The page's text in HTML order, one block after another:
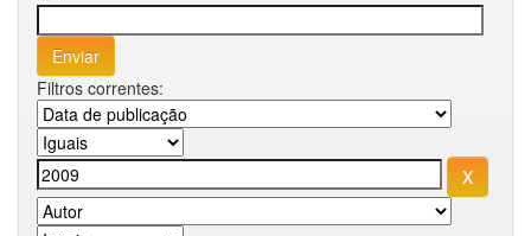
Filtros correntes: